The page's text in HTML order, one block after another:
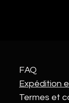
FAQ
Expédition
Termes et